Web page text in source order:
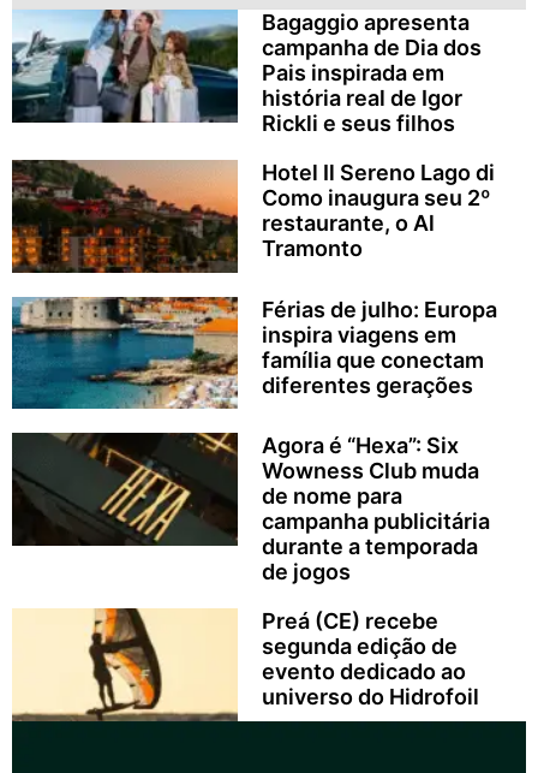
Bagaggio apresenta
campanha de Dia dos
Pais inspirada em
história real de Igor
Rickli e seus filhos
Hotel Il Sereno Lago di
Como inaugura seu 2º
restaurante, o Al
Tramonto
Férias de julho: Europa
inspira viagens em
família que conectam
diferentes gerações
Agora é “Hexa”: Six
Wowness Club muda
de nome para
campanha publicitária
durante a temporada
de jogos
Preá (CE) recebe
segunda edição de
evento dedicado ao
universo do Hidrofoil